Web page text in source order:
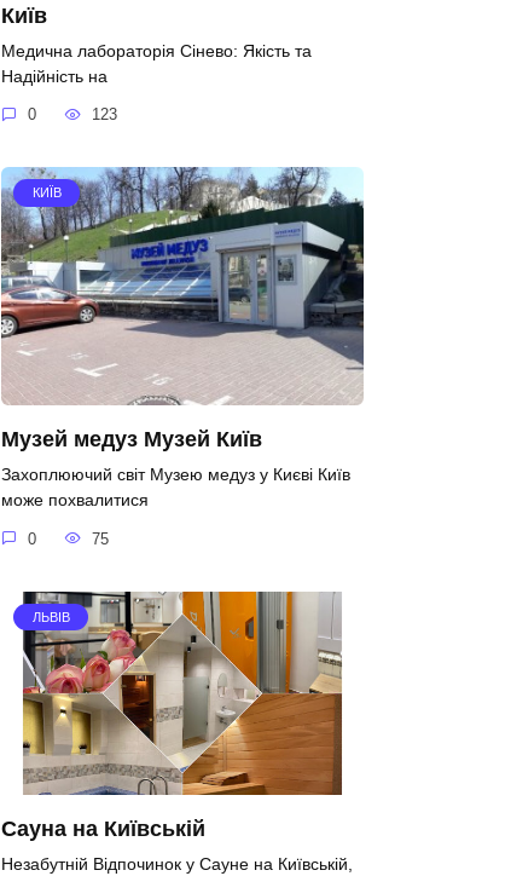
Київ
Медична лабораторія Сінево: Якість та
Надійність на
0 123
КИЇВ
Музей медуз Музей Київ
Захоплюючий світ Музею медуз у Києві Київ
може похвалитися
0 75
ЛЬВІВ
Сауна на Київській
Незабутній Відпочинок у Сауне на Київській,